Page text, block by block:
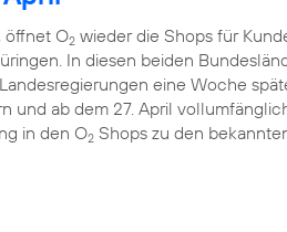
öffnet O2 wieder die Shops für
In diesen beiden
eine Woche
und ab dem 27. April
in den O2 Shops zu den